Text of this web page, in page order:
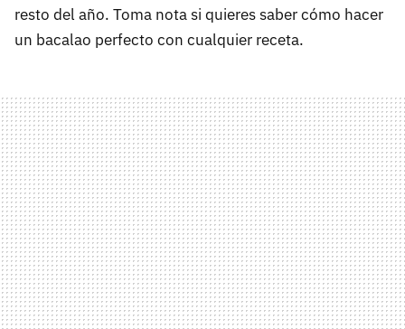
resto del año. Toma nota si quieres saber cómo hacer
un bacalao perfecto con cualquier receta.